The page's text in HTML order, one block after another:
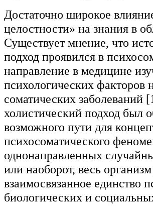
Достаточно широкое
целостности» на знания в
Существует мнение, что
подход проявился в
направление в медицине
психологических факторов
соматических заболеваний
холистический подход был
возможного пути для
психосоматического
однонаправленных
или наоборот, весь
взаимосвязанное единство
биологических и